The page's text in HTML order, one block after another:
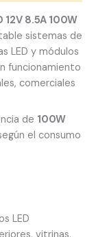
8.5A 100W
sistemas de
LED y módulos
funcionamiento
comerciales
de 100W
el consumo
LED